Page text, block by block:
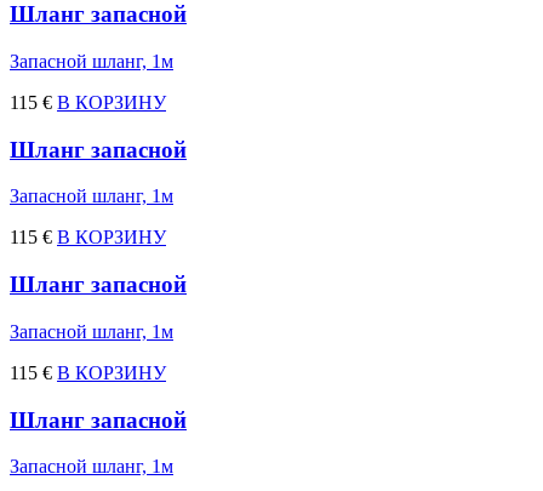
Шланг запасной
Запасной шланг, 1м
115 € В КОРЗИНУ
Шланг запасной
Запасной шланг, 1м
115 € В КОРЗИНУ
Шланг запасной
Запасной шланг, 1м
115 € В КОРЗИНУ
Шланг запасной
Запасной шланг, 1м